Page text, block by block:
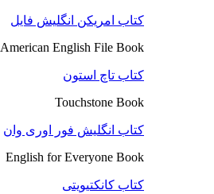
کتاب امریکن انگلیش فایل
American English File Book
کتاب تاچ استون
Touchstone Book
کتاب انگلیش فور اوری وان
English for Everyone Book
کتاب کانکتیویتی